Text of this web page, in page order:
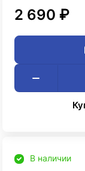
2 690 ₽
В наличии